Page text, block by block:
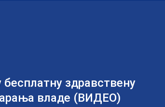
здравствену
владе (ВИДЕО)